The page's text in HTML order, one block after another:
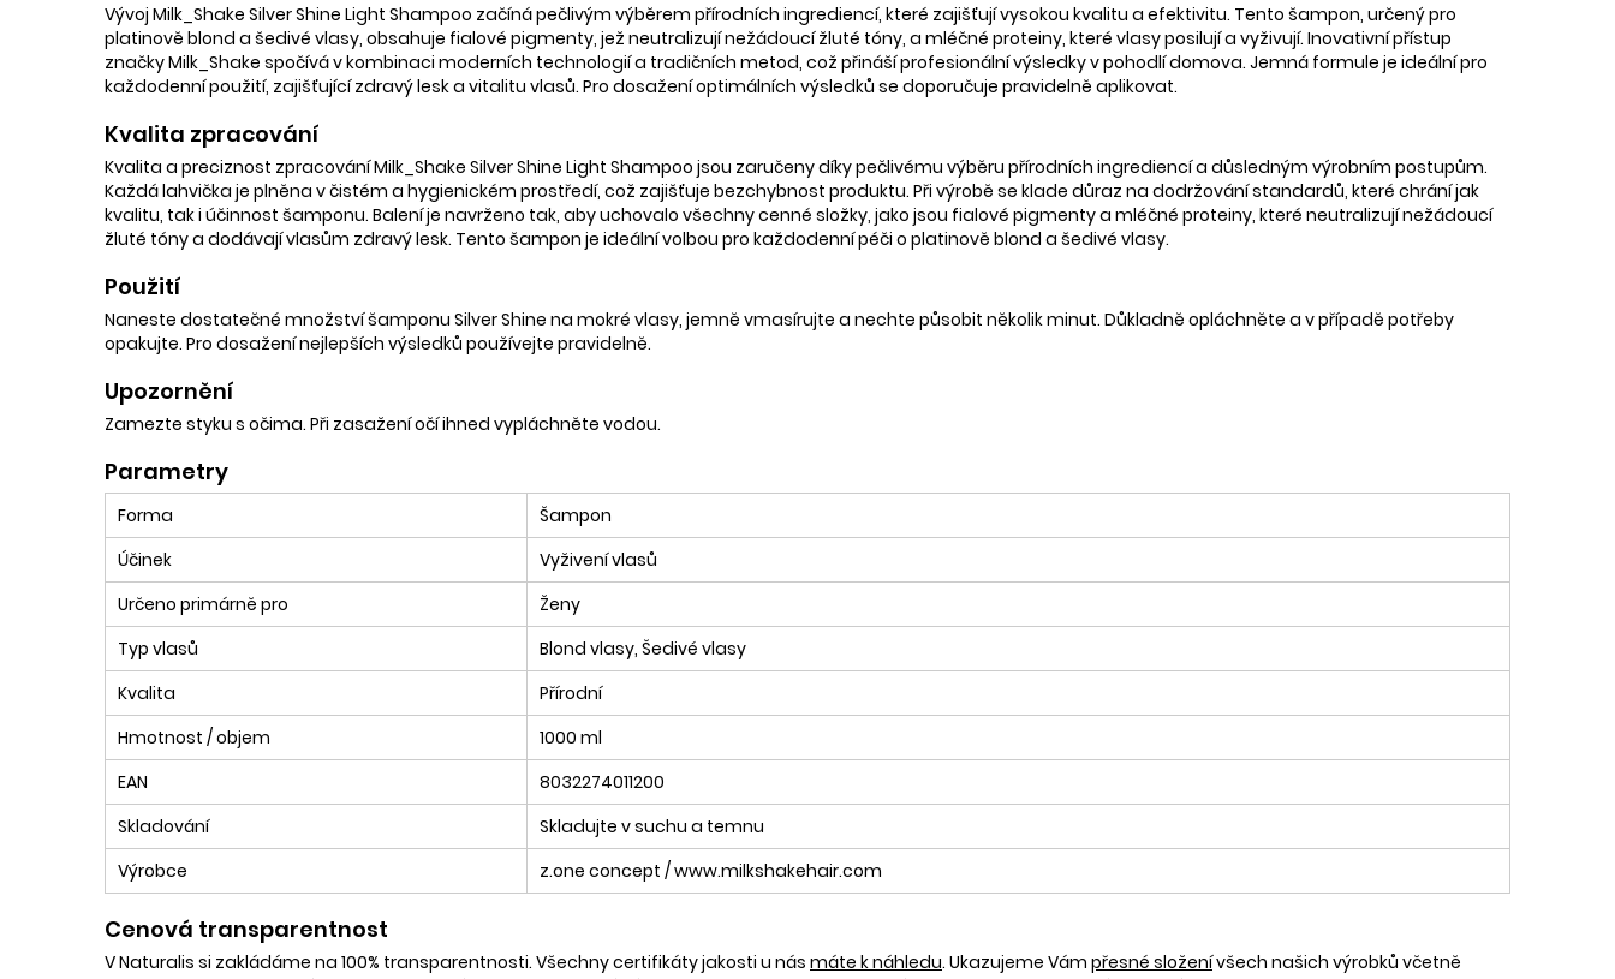
Vývoj Milk_Shake Silver Shine Light Shampoo začíná pečlivým výběrem přírodních ingrediencí, které zajišťují vysokou kvalitu a efektivitu. Tento šampon, určený pro
platinově blond a šedivé vlasy, obsahuje fialové pigmenty, jež neutralizují nežádoucí žluté tóny, a mléčné proteiny, které vlasy posilují a vyživují. Inovativní přístup
značky Milk_Shake spočívá v kombinaci moderních technologií a tradičních metod, což přináší profesionální výsledky v pohodlí domova. Jemná formule je ideální pro
každodenní použití, zajišťující zdravý lesk a vitalitu vlasů. Pro dosažení optimálních výsledků se doporučuje pravidelně aplikovat.
Kvalita zpracování
Kvalita a preciznost zpracování Milk_Shake Silver Shine Light Shampoo jsou zaručeny díky pečlivému výběru přírodních ingrediencí a důsledným výrobním postupům.
Každá lahvička je plněna v čistém a hygienickém prostředí, což zajišťuje bezchybnost produktu. Při výrobě se klade důraz na dodržování standardů, které chrání jak
kvalitu, tak i účinnost šamponu. Balení je navrženo tak, aby uchovalo všechny cenné složky, jako jsou fialové pigmenty a mléčné proteiny, které neutralizují nežádoucí
žluté tóny a dodávají vlasům zdravý lesk. Tento šampon je ideální volbou pro každodenní péči o platinově blond a šedivé vlasy.
Použití
Naneste dostatečné množství šamponu Silver Shine na mokré vlasy, jemně vmasírujte a nechte působit několik minut. Důkladně opláchněte a v případě potřeby
opakujte. Pro dosažení nejlepších výsledků používejte pravidelně.
Upozornění
Zamezte styku s očima. Při zasažení očí ihned vypláchněte vodou.
Parametry
Forma
Šampon
Účinek
Vyživení vlasů
Určeno primárně pro
Ženy
Typ vlasů
Blond vlasy, Šedivé vlasy
Kvalita
Přírodní
Hmotnost / objem
1000 ml
EAN
8032274011200
Skladování
Skladujte v suchu a temnu
Výrobce
z.one concept / www.milkshakehair.com
Cenová transparentnost
V Naturalis si zakládáme na 100% transparentnosti. Všechny certifikáty jakosti u nás máte k náhledu. Ukazujeme Vám přesné složenívšech našich výrobků včetně